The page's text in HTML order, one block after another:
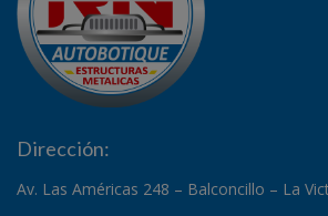
Dirección:
Av. Las Américas 248 – Balconcillo – La